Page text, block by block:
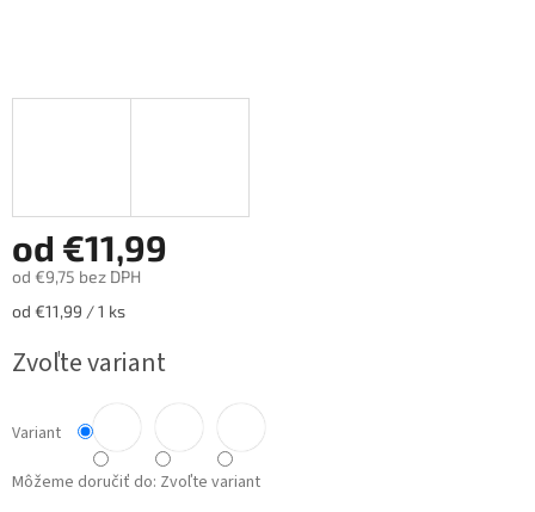
od €11,99
od €9,75 bez DPH
Jednotková
od €11,99 / 1 ks
Zvoľte variant
Variant
Môžeme doručiť do: Zvoľte variant